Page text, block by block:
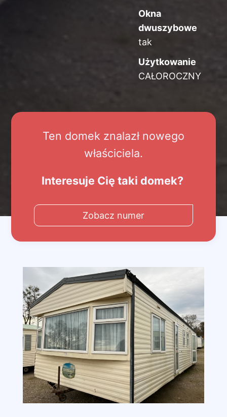
Ten domek znalazł nowego
właściciela.
Interesuje Cię taki domek?
Zobacz numer
Okna
dwuszybowe
tak
Użytkowanie
CAŁOROCZNY